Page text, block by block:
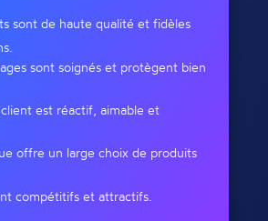
sont de haute qualité et fidèles
sont soignés et protègent bien
est réactif, aimable et
offre un large choix de produits
compétitifs et attractifs.